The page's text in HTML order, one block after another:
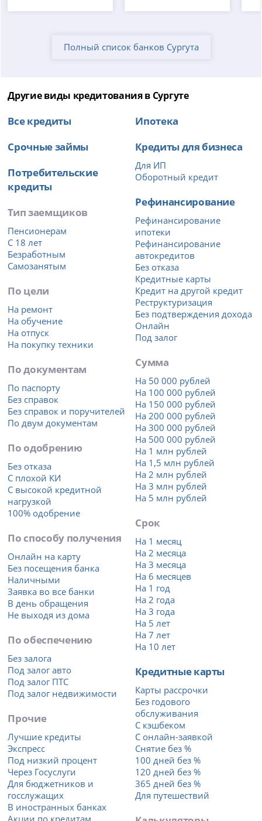
Полный список банков Сургута
Другие виды кредитования в Сургуте
Все кредиты
Срочные займы
Потребительские
кредиты
Тип заемщиков
Пенсионерам
С 18 лет
Безработным
Самозанятым
По цели
На ремонт
На обучение
На отпуск
На покупку техники
По документам
По паспорту
Без справок
Без справок и поручителей
По двум документам
По одобрению
Без отказа
С плохой КИ
С высокой кредитной
нагрузкой
100% одобрение
По способу получения
Онлайн на карту
Без посещения банка
Наличными
Заявка во все банки
В день обращения
Не выходя из дома
По обеспечению
Без залога
Под залог авто
Под залог ПТС
Под залог недвижимости
Прочие
Лучшие кредиты
Экспресс
Под низкий процент
Через Госуслуги
Для бюджетников и
госслужащих
В иностранных банках
Ипотека
Кредиты для бизнеса
Для ИП
Оборотный кредит
Рефинансирование
Рефинансирование
ипотеки
Рефинансирование
автокредитов
Без отказа
Кредитные карты
Кредит на другой кредит
Реструктуризация
Без подтверждения дохода
Онлайн
Под залог
Сумма
На 50 000 рублей
На 100 000 рублей
На 150 000 рублей
На 200 000 рублей
На 300 000 рублей
На 500 000 рублей
На 1 млн рублей
На 1,5 млн рублей
На 2 млн рублей
На 3 млн рублей
На 5 млн рублей
Срок
На 1 месяц
На 2 месяца
На 3 месяца
На 6 месяцев
На 1 год
На 2 года
На 3 года
На 5 лет
На 7 лет
На 10 лет
Кредитные карты
Карты рассрочки
Без годового
обслуживания
С кэшбеком
С онлайн-заявкой
Снятие без %
100 дней без %
120 дней без %
365 дней без %
Для путешествий